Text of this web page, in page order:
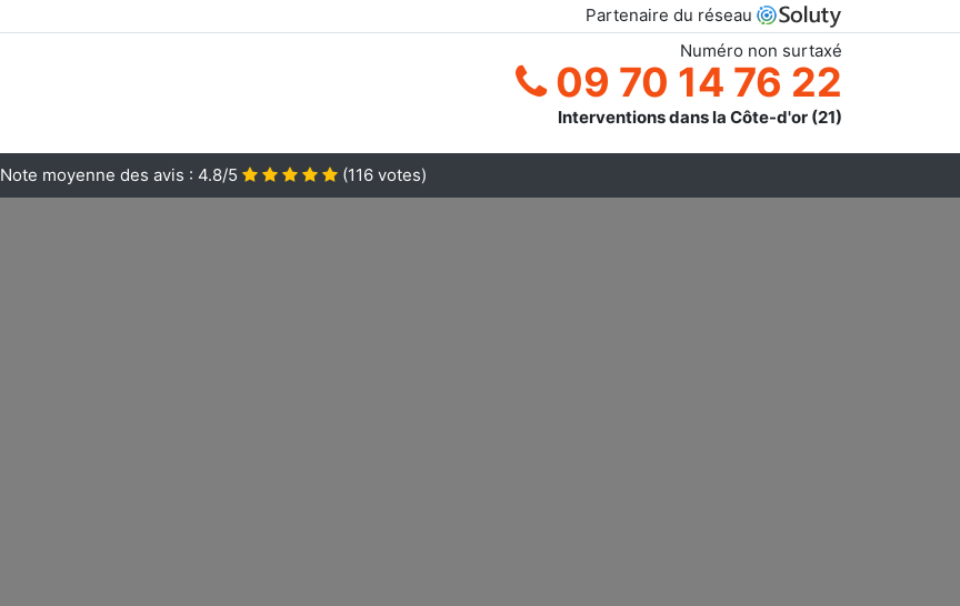
Partenaire du réseau
Numéro non surtaxé
09 70 14 76 22
Interventions dans la Côte-d'or (21)
Note moyenne des avis : 4.8/5 (116 votes)